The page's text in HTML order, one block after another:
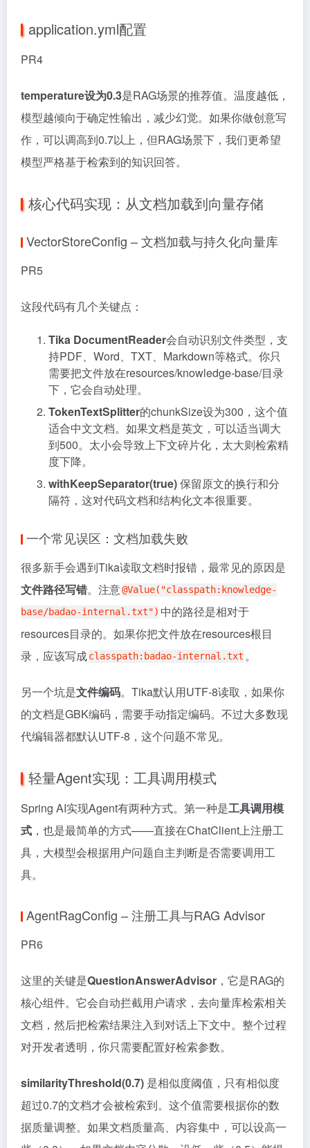
application.yml配置
PR4
temperature设为0.3是RAG场景的推荐值。温度越低，
模型越倾向于确定性输出，减少幻觉。如果你做创意写
作，可以调高到0.7以上，但RAG场景下，我们更希望
模型严格基于检索到的知识回答。
核心代码实现：从文档加载到向量存储
VectorStoreConfig – 文档加载与持久化向量库
PR5
这段代码有几个关键点：
Tika DocumentReader会自动识别文件类型，支
持PDF、Word、TXT、Markdown等格式。你只
需要把文件放在resources/knowledge-base/目录
下，它会自动处理。
TokenTextSplitter的chunkSize设为300，这个值
适合中文文档。如果文档是英文，可以适当调大
到500。太小会导致上下文碎片化，太大则检索精
度下降。
withKeepSeparator(true)保留原文的换行和分
隔符，这对代码文档和结构化文本很重要。
一个常见误区：文档加载失败
很多新手会遇到Tika读取文档时报错，最常见的原因是
文件路径写错。注意@Value("classpath:knowledge-
base/badao-internal.txt") 中的路径是相对于
resources目录的。如果你把文件放在resources根目
录，应该写成classpath:badao-internal.txt 。
另一个坑是文件编码。Tika默认用UTF-8读取，如果你
的文档是GBK编码，需要手动指定编码。不过大多数现
代编辑器都默认UTF-8，这个问题不常见。
轻量Agent实现：工具调用模式
Spring AI实现Agent有两种方式。第一种是工具调用模
式 ，也是最简单的方式——直接在ChatClient上注册工
具，大模型会根据用户问题自主判断是否需要调用工
具。
AgentRagConfig – 注册工具与RAG Advisor
PR6
这里的关键是QuestionAnswerAdvisor ，它是RAG的
核心组件。它会自动拦截用户请求，去向量库检索相关
文档，然后把检索结果注入到对话上下文中。整个过程
对开发者透明，你只需要配置好检索参数。
similarityThreshold(0.7) 是相似度阈值，只有相似度
超过0.7的文档才会被检索到。这个值需要根据你的数
据质量调整。如果文档质量高、内容集中，可以设高一